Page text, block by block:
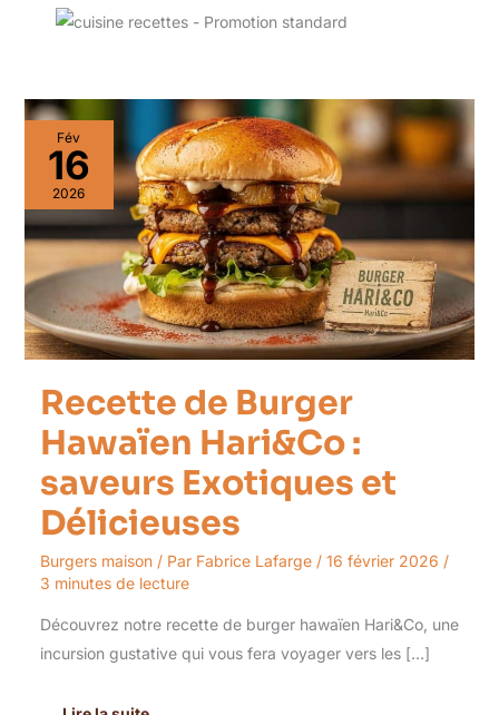
Fév
16
2026
Recette de Burger
Hawaïen Hari&Co :
saveurs Exotiques et
Délicieuses
Burgers maison/ Par Fabrice Lafarge / 16 février 2026 /
3 minutes de lecture
Découvrez notre recette de burger hawaïen Hari&Co, une
incursion gustative qui vous fera voyager vers les […]
Recette
de
Burger
Hawaïen
Hari&Co
:
saveurs
Exotiques
Délicieuses